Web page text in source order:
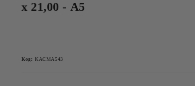
х 21,00 - А5
Код: KACMA543